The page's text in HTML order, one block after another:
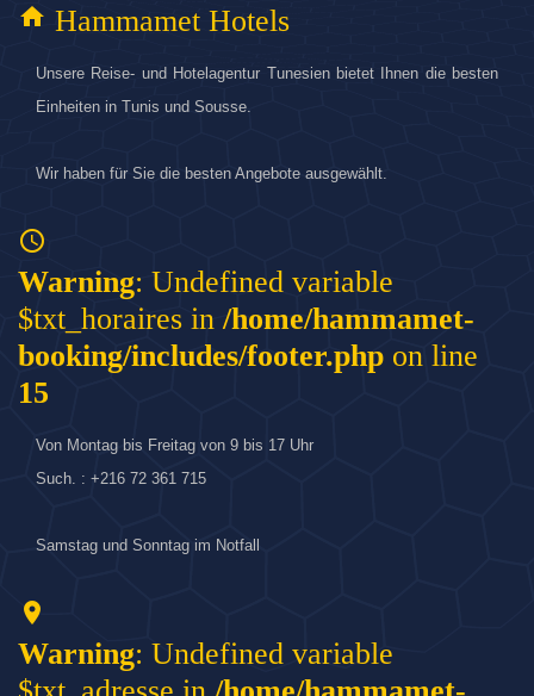
home Hammamet Hotels
Unsere Reise- und Hotelagentur Tunesien bietet Ihnen die besten
Einheiten in Tunis und Sousse.
Wir haben für Sie die besten Angebote ausgewählt.
access_time
Warning: Undefined variable
$txt_horaires in /home/hammamet-
booking/includes/footer.php on line
15
Von Montag bis Freitag von 9 bis 17 Uhr
Such. : +216 72 361 715
Samstag und Sonntag im Notfall
location_on
Warning: Undefined variable